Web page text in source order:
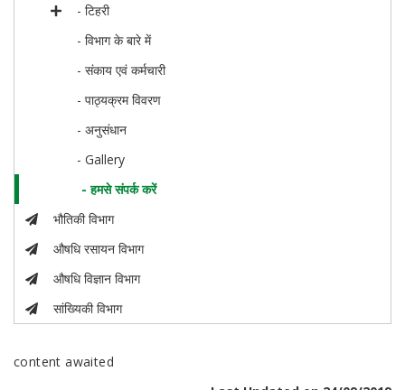
- टिहरी
- विभाग के बारे में
- संकाय एवं कर्मचारी
- पाठ्यक्रम विवरण
- अनुसंधान
- Gallery
- हमसे संपर्क करें
भौतिकी विभाग
औषधि रसायन विभाग
औषधि विज्ञान विभाग
सांख्यिकी विभाग
content awaited